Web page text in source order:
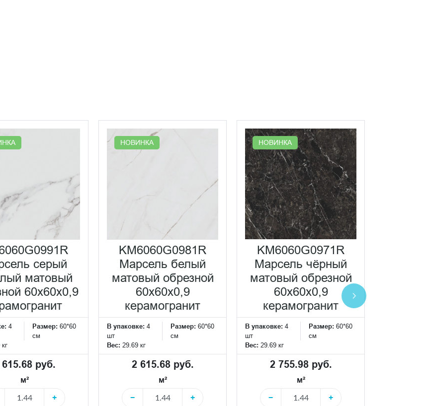
серый
матовый
60x60x0,9
4
Размер: 60*60
см
руб.
м²
+
НОВИНКА
KM6060G0981R
Марсель белый
матовый обрезной
60x60x0,9
керамогранит
В упаковке: 4
шт
Размер: 60*60
см
Вес: 29.69 кг
2 615.68 руб.
м²
−
+
НОВИНКА
KM6060G0971R
Марсель чёрный
матовый обрезной
60x60x0,9
керамогранит
В упаковке: 4
шт
Размер: 60*60
см
Вес: 29.69 кг
2 755.98 руб.
м²
−
+